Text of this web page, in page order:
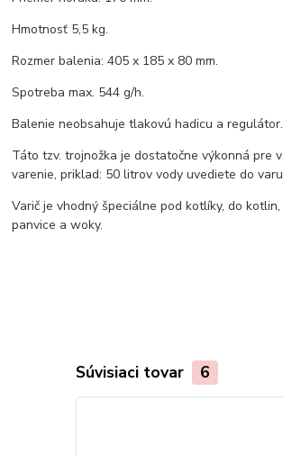
Hmotnosť 5,5 kg.
Rozmer balenia: 405 x 185 x 80 mm.
Spotreba max. 544 g/h.
Balenie neobsahuje tlakovú hadicu a regulátor.
Táto tzv. trojnožka je dostatočne výkonná pre
varenie, priklad: 50 litrov vody uvediete do
Varič je vhodný špeciálne pod kotlíky, do
panvice a woky.
Súvisiaci tovar 6